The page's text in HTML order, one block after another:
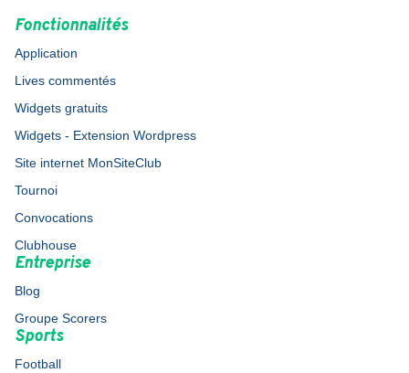
Fonctionnalités
Application
Lives commentés
Widgets gratuits
Widgets - Extension Wordpress
Site internet MonSiteClub
Tournoi
Convocations
Clubhouse
Entreprise
Blog
Groupe Scorers
Sports
Football